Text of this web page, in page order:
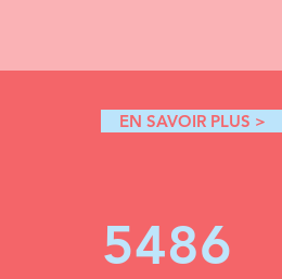
EN SAVOIR PLUS >
5486